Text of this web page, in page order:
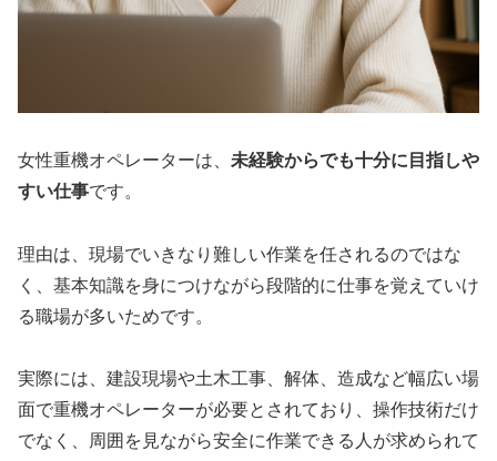
女性重機オペレーターは、 未経験からでも十分に目指しや
すい仕事です。
理由は、現場でいきなり難しい作業を任されるのではな
く、基本知識を身につけながら段階的に仕事を覚えていけ
る職場が多いためです。
実際には、建設現場や土木工事、解体、造成など幅広い場
面で重機オペレーターが必要とされており、操作技術だけ
でなく、周囲を見ながら安全に作業できる人が求められて